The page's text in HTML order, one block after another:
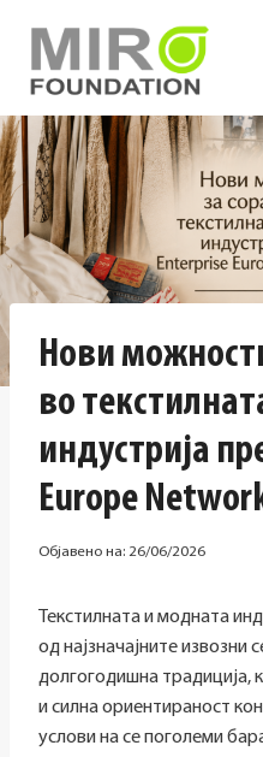
content
Нови
во
индустрија
Europe
Објавено на: 26/06/2026
Текстилната и модната
од најзначајните извозни
долгогодишна традиција,
и силна ориентираност
услови на сe поголеми